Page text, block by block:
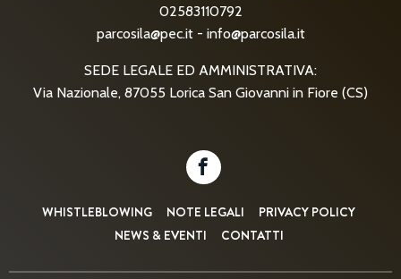
02583110792
parcosila@pec.it- info@parcosila.it
SEDE LEGALE ED AMMINISTRATIVA:
Via Nazionale, 87055 Lorica San Giovanni in Fiore (CS)
WHISTLEBLOWING NOTE LEGALI
PRIVACY POLICY
NEWS & EVENTI
CONTATTI